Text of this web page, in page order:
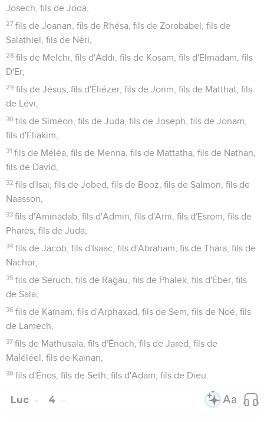
Josech, fils de Joda,
27 fils de Joanan, fils de Rhésa, fils de Zorobabel, fils de
Salathiel, fils de Néri,
28 fils de Melchi, fils d'Addi, fils de Kosam, fils d'Elmadam, fils
D'Er,
29 fils de Jésus, fils d'Éliézer, fils de Jorim, fils de Matthat, fils
de Lévi,
30 fils de Siméon, fils de Juda, fils de Joseph, fils de Jonam,
fils d'Éliakim,
31 fils de Méléa, fils de Menna, fils de Mattatha, fils de Nathan,
fils de David,
32 fils d'Isaï, fils de Jobed, fils de Booz, fils de Salmon, fils de
Naasson,
33 fils d'Aminadab, fils d'Admin, fils d'Arni, fils d'Esrom, fils de
Pharès, fils de Juda,
34 fils de Jacob, fils d'Isaac, fils d'Abraham, fis de Thara, fils de
Nachor,
35 fils de Seruch, fils de Ragau, fils de Phalek, fils d'Éber, fils
de Sala,
36 fils de Kaïnam, fils d'Arphaxad, fils de Sem, fils de Noé, fils
de Lamech,
37 fils de Mathusala, fils d'Énoch, fils de Jared, fils de
Maléléel, fils de Kaïnan,
38 fils d'Énos, fils de Seth, fils d'Adam, fils de Dieu.
Luc 4